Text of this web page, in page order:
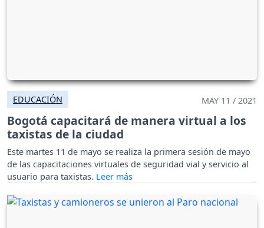
EDUCACIÓN MAY 11 / 2021
Bogotá capacitará de manera virtual a los
taxistas de la ciudad
Este martes 11 de mayo se realiza la primera sesión de mayo
de las capacitaciones virtuales de seguridad vial y servicio al
usuario para taxistas.